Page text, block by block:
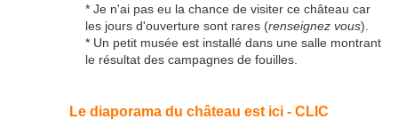
* Je n'ai pas eu la chance de visiter ce château car
les jours d'ouverture sont rares (renseignez vous).
* Un petit musée est installé dans une salle montrant
le résultat des campagnes de fouilles.
Le diaporama du château est ici - CLIC